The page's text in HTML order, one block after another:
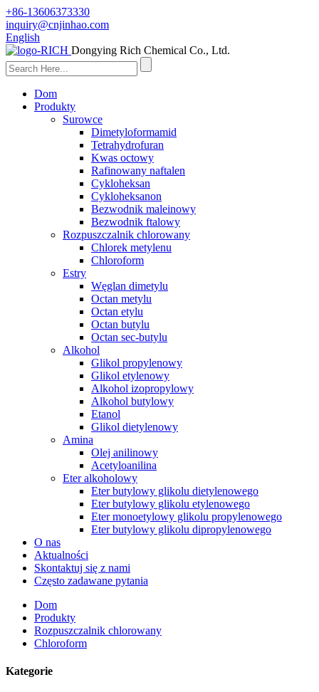
+86-13606373330
inquiry@cnjinhao.com
English
Dongying Rich Chemical Co., Ltd.
Dom
Produkty
Surowce
Dimetyloformamid
Tetrahydrofuran
Kwas octowy
Rafinowany naftalen
Cykloheksan
Cykloheksanon
Bezwodnik maleinowy
Bezwodnik ftalowy
Rozpuszczalnik chlorowany
Chlorek metylenu
Chloroform
Estry
Węglan dimetylu
Octan metylu
Octan etylu
Octan butylu
Octan sec-butylu
Alkohol
Glikol propylenowy
Glikol etylenowy
Alkohol izopropylowy
Alkohol butylowy
Etanol
Glikol dietylenowy
Amina
Olej anilinowy
Acetyloanilina
Eter alkoholowy
Eter butylowy glikolu dietylenowego
Eter butylowy glikolu etylenowego
Eter monoetylowy glikolu propylenowego
Eter butylowy glikolu dipropylenowego
O nas
Aktualności
Skontaktuj się z nami
Często zadawane pytania
Dom
Produkty
Rozpuszczalnik chlorowany
Chloroform
Kategorie